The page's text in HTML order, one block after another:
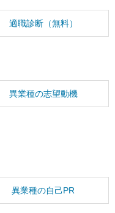
適職診断（無料）
異業種の志望動機
異業種の自己PR